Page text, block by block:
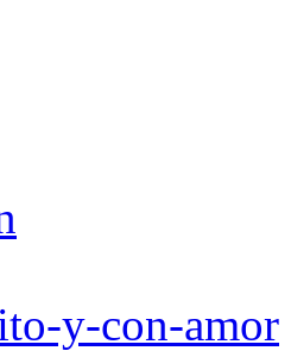
y-con-amor